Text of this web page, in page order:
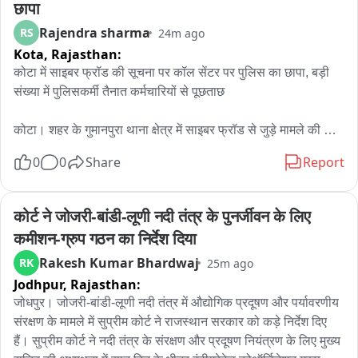
छापा
RS Rajendra sharma 24m ago
Kota, Rajasthan:
कोटा में साइबर फ्रॉड की सूचना पर कॉल सेंटर पर पुलिस का छापा, बड़ी
संख्या में पुलिसकर्मी तैनात कर्मचारियों से पूछताछ
कोटा। शहर के गुमानपुरा थाना क्षेत्र में साइबर फ्रॉड से जुड़े मामले की
छापा मारा। शुक्रवार रात करीब 9 बजे हुई इस कार्रवाई के दौरान बड़ी संख्या
जानकारी के अनुसार, साइबर फ्रॉड से जुड़े मामले की जांच के तहत पुलिस
टीम ने कॉल सेंटर में मौजूद कर्मचारियों से पूछताछ शुरू की। पुलिस
अधिकारियों ने कॉल सेंटर में संचालित गतिविधियों और कर्मचारियों की
भूमिका से संबंधित जानकारी जुटाई।
बताया जा रहा है कि यह कॉल सेंटर शॉपिंग सेंटर क्षेत्र में संचालित हो रहा
था। इसके अलावा शहर में इसके दो अन्य स्थानों पर भी ब्रांच ऑफिस
0 0 Share Report
कोर्ट ने जोजरी-बांडी-लूणी नदी तंत्र के पुनर्जीवन के लिए
कमीशन-ग्रुप गठन का निर्देश दिया
RK Rakesh Kumar Bhardwaj 25m ago
Jodhpur, Rajasthan:
जोधपुर। जोजरी-बांडी-लूणी नदी तंत्र में औद्योगिक प्रदूषण और पर्यावरणीय
संरक्षण के मामले में सुप्रीम कोर्ट ने राजस्थान सरकार को कड़े निर्देश दिए
हैं। सुप्रीम कोर्ट ने नदी तंत्र के संरक्षण और प्रदूषण नियंत्रण के लिए मुख्य